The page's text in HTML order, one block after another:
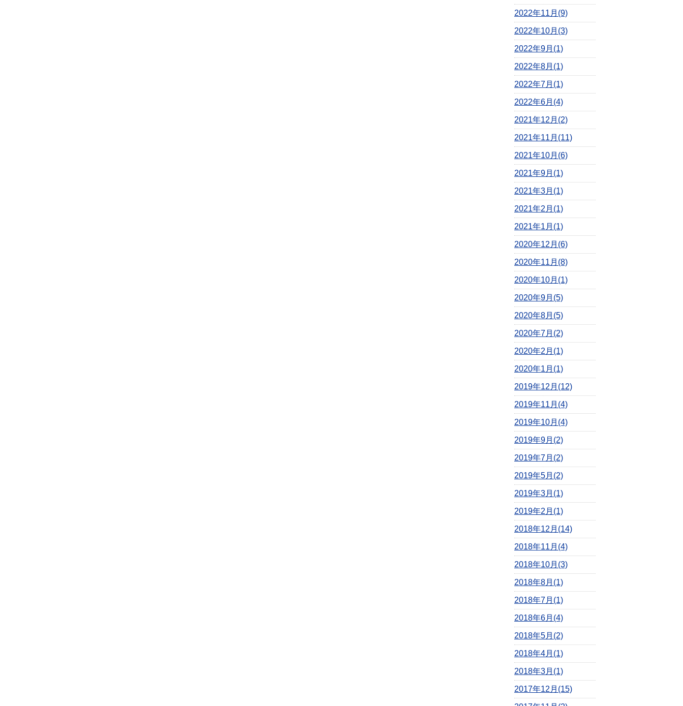
2022年11月(9)
2022年10月(3)
2022年9月(1)
2022年8月(1)
2022年7月(1)
2022年6月(4)
2021年12月(2)
2021年11月(11)
2021年10月(6)
2021年9月(1)
2021年3月(1)
2021年2月(1)
2021年1月(1)
2020年12月(6)
2020年11月(8)
2020年10月(1)
2020年9月(5)
2020年8月(5)
2020年7月(2)
2020年2月(1)
2020年1月(1)
2019年12月(12)
2019年11月(4)
2019年10月(4)
2019年9月(2)
2019年7月(2)
2019年5月(2)
2019年3月(1)
2019年2月(1)
2018年12月(14)
2018年11月(4)
2018年10月(3)
2018年8月(1)
2018年7月(1)
2018年6月(4)
2018年5月(2)
2018年4月(1)
2018年3月(1)
2017年12月(15)